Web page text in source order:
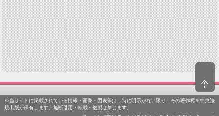
※当サイトに掲載されている情報・画像・図表等は、特に明示がない限り、その著作権を中央法
規出版が保有します。無断引用・転載・複製は禁じます。